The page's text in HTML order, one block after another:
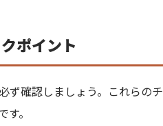
ポイント
ず確認しましょう。これらのチ
。